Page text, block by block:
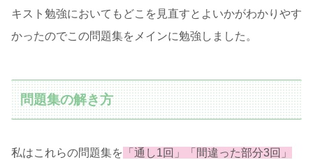
キスト勉強においてもどこを見直すとよいかがわかりやす
かったのでこの問題集をメインに勉強しました。
問題集の解き方
私はこれらの問題集を
「通し1回」「間違った部分3回」